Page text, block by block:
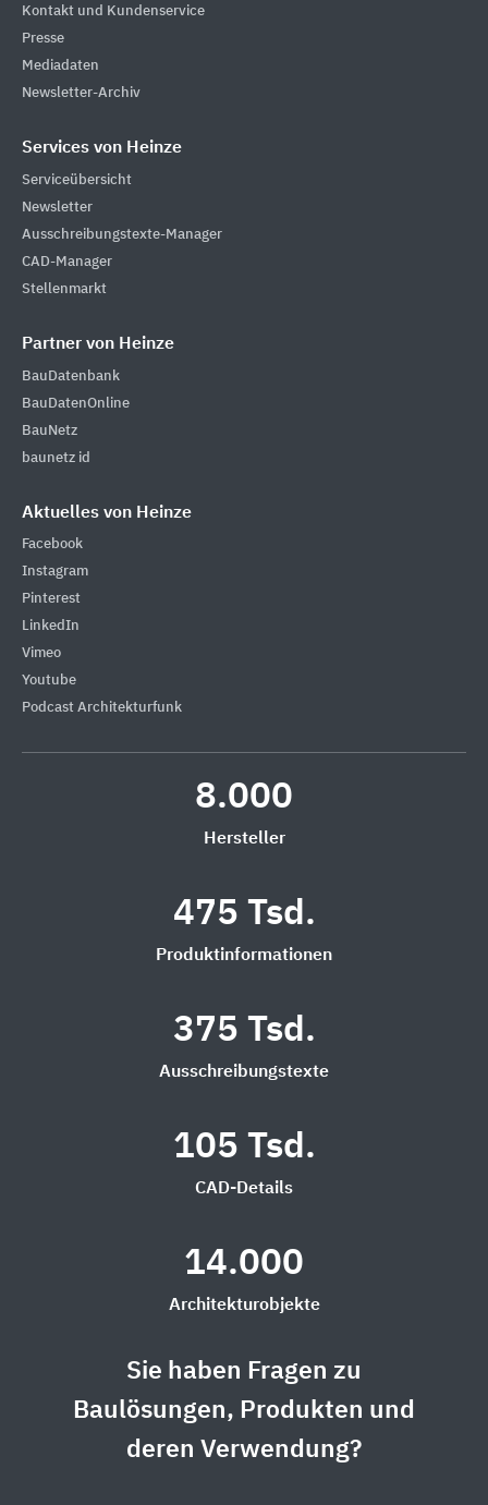
Kontakt und Kundenservice
Presse
Mediadaten
Newsletter-Archiv
Services von Heinze
Serviceübersicht
Newsletter
Ausschreibungstexte-Manager
CAD-Manager
Stellenmarkt
Partner von Heinze
BauDatenbank
BauDatenOnline
BauNetz
baunetz id
Aktuelles von Heinze
Facebook
Instagram
Pinterest
LinkedIn
Vimeo
Youtube
Podcast Architekturfunk
8.000
Hersteller
475 Tsd.
Produktinformationen
375 Tsd.
Ausschreibungstexte
105 Tsd.
CAD-Details
14.000
Architekturobjekte
Sie haben Fragen zu
Baulösungen, Produkten und
deren Verwendung?